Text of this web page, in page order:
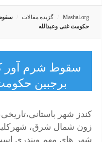
Mashal.org گزیده مقالات
حکومت غنی وعبدالله
سقوط شرم آور
برجبین
کندز شهر
زون شمال شرق،
شهر های مهم وبندری